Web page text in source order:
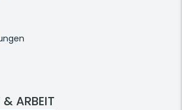
ARBEIT